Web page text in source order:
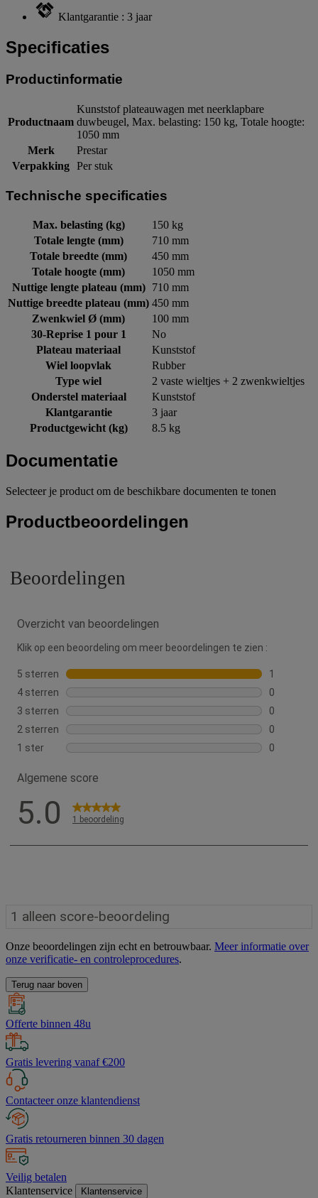
Klantgarantie : 3 jaar
Specificaties
Productinformatie
Productnaam
Kunststof plateauwagen met neerklapbare
duwbeugel, Max. belasting: 150 kg, Totale hoogte:
1050 mm
Merk
Prestar
Verpakking Per stuk
Technische specificaties
Max. belasting (kg)
150 kg
Totale lengte (mm)
710 mm
Totale breedte (mm)
450 mm
Totale hoogte (mm)
1050 mm
Nuttige lengte plateau (mm)
710 mm
Nuttige breedte plateau (mm) 450 mm
Zwenkwiel Ø (mm)
100 mm
30-Reprise 1 pour 1
No
Plateau materiaal
Kunststof
Wiel loopvlak
Rubber
Type wiel
2 vaste wieltjes + 2 zwenkwieltjes
Onderstel materiaal
Kunststof
Klantgarantie
3 jaar
Productgewicht (kg)
8.5 kg
Documentatie
Selecteer je product om de beschikbare documenten te tonen
Productbeoordelingen
Onze beoordelingen zijn echt en betrouwbaar. Meer informatie over
onze verificatie- en controleprocedures.
Terug naar boven
Offerte binnen 48u
Gratis levering vanaf €200
Contacteer onze klantendienst
Gratis retourneren binnen 30 dagen
Veilig betalen
Klantenservice
Klantenservice